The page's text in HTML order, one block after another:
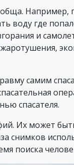
Например,
воду где
и
самим
спасателя.
Их может
снимков
поиска